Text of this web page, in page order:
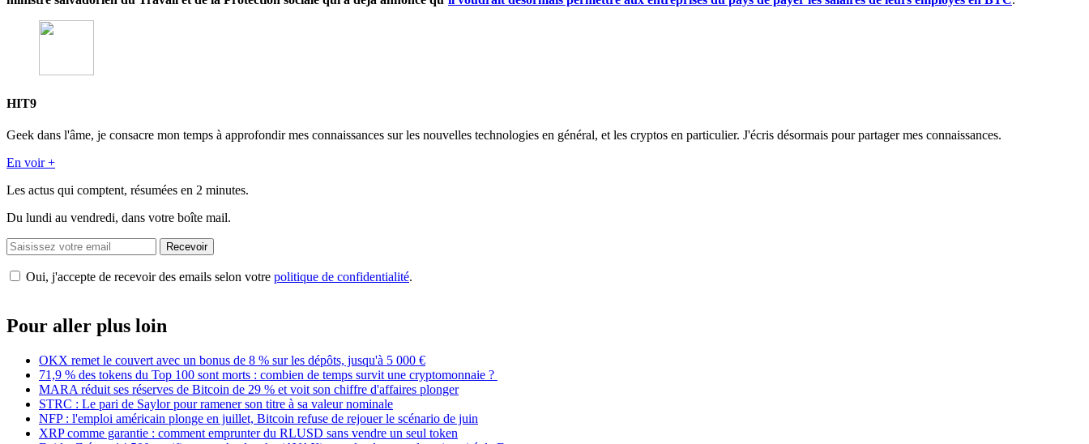
HIT9
Geek dans l'âme, je consacre mon temps à approfondir mes connaissances sur les nouvelles technologies en général, et les cryptos en particulier. J'écris désormais pour partager mes connaissances.
En voir +
Les actus qui comptent, résumées en 2 minutes.
Du lundi au vendredi, dans votre boîte mail.
Recevoir
Oui, j'accepte de recevoir des emails selon votre politique de confidentialité.
Pour aller plus loin
OKX remet le couvert avec un bonus de 8 % sur les dépôts, jusqu'à 5 000 €
71,9 % des tokens du Top 100 sont morts : combien de temps survit une cryptomonnaie ?
MARA réduit ses réserves de Bitcoin de 29 % et voit son chiffre d'affaires plonger
STRC : Le pari de Saylor pour ramener son titre à sa valeur nominale
NFP : l'emploi américain plonge en juillet, Bitcoin refuse de rejouer le scénario de juin
XRP comme garantie : comment emprunter du RLUSD sans vendre un seul token